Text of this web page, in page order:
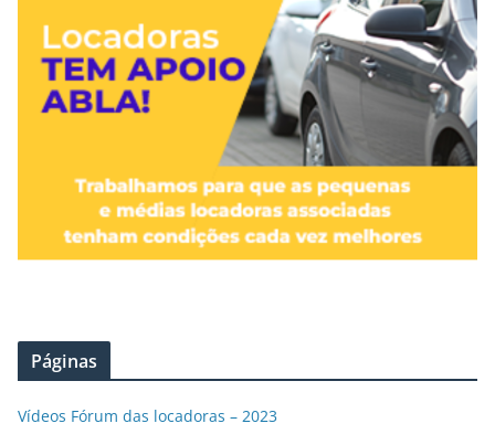
Páginas
Vídeos Fórum das locadoras – 2023